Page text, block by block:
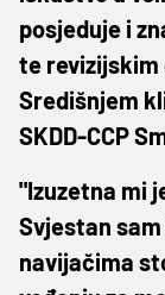
posjeduje i
te revizijskim
Središnjem
SKDD-CCP
"Izuzetna mi
Svjestan
navijačima